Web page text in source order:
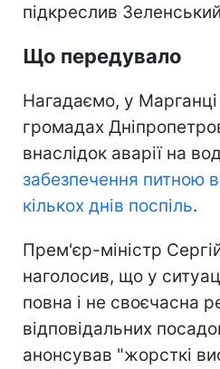
підкреслив
Що передувало
Нагадаємо, у
громадах
внаслідок аварії на
забезпечення питною
кількох днів поспіль.
Прем'єр-міністр
наголосив, що у
повна і не своєчасна
відповідальних
анонсував "жорсткі